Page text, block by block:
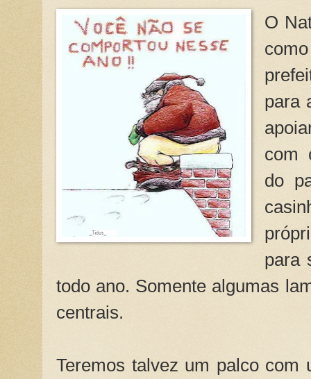
O
para
com
do
para
todo ano. Somente algumas
centrais.
Teremos talvez um palco com